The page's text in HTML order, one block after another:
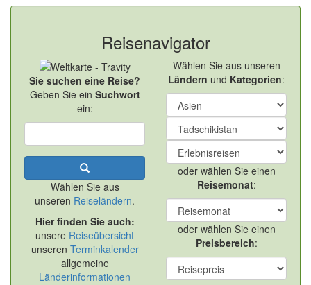
Reisenavigator
Sie suchen eine Reise?
Geben Sie ein Suchwort
ein:
Wählen Sie aus
unseren Reiseländern.
Hier finden Sie auch:
unsere Reiseübersicht
unseren Terminkalender
allgemeine
Länderinformationen
Wählen Sie aus unseren
Ländern und Kategorien:
oder wählen Sie einen
Reisemonat:
oder wählen Sie einen
Preisbereich: